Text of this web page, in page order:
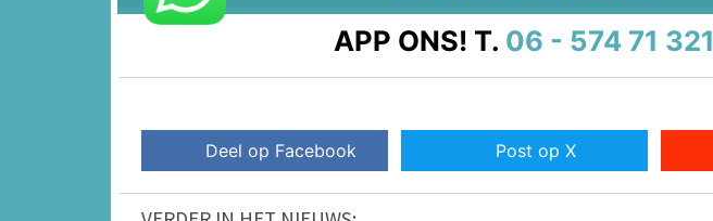
APP ONS! T. 06 - 574 71 321
Deel op Facebook Post op X